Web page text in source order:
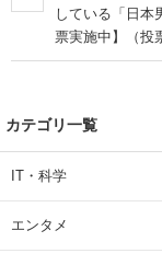
している「日本
票実施中】（投
カテゴリ一覧
IT・科学
エンタメ